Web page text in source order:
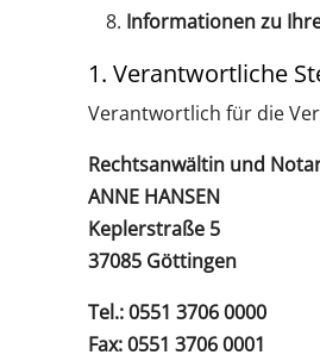
Informationen zu
1. Verantwortliche
Verantwortlich für die
Rechtsanwältin und
ANNE HANSEN
Keplerstraße 5
37085 Göttingen
Tel.: 0551 3706 0000
Fax: 0551 3706 0001